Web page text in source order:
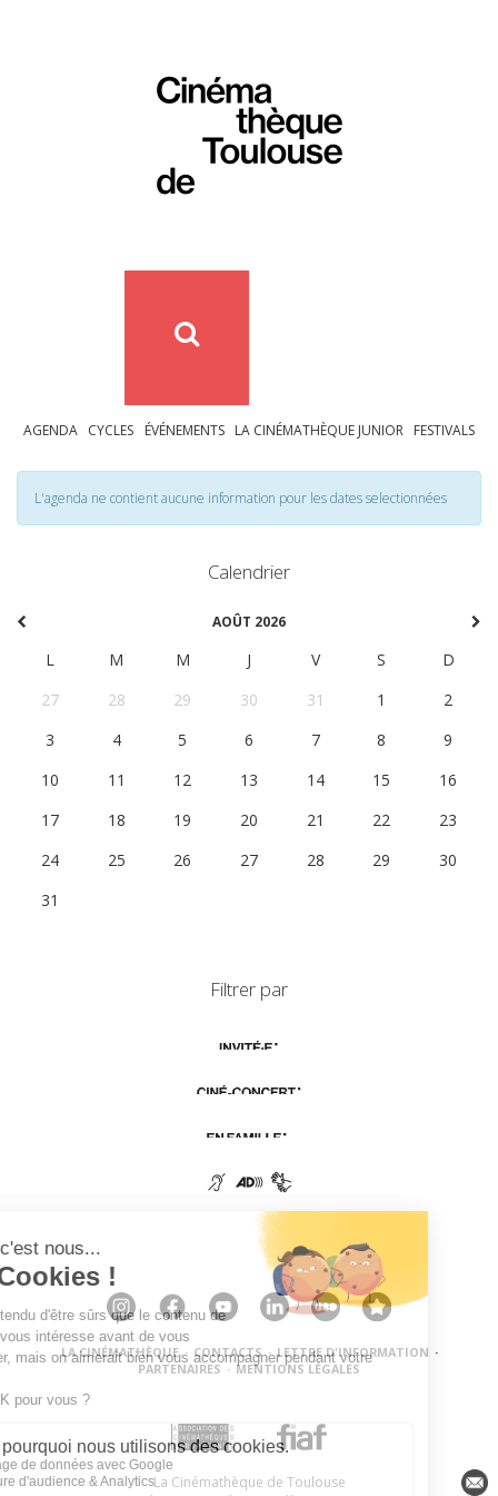
AGENDA CYCLES ÉVÉNEMENTS LA CINÉMATHÈQUE JUNIOR FESTIVALS
L'agenda ne contient aucune information pour les dates selectionnées
Calendrier
AOÛT 2026
L M M J V S
D
27
28 29 30 31 1
2
3
4 5 6 7 8
9
10
11 12 13 14 15
16
17
18 19 20 21 22
23
24
25 26 27 28 29
30
31
Filtrer par
LA CINÉMATHÈQUE · CONTACTS · LETTRE D'INFORMATION ·
PARTENAIRES · MENTIONS LÉGALES
La Cinémathèque de Toulouse